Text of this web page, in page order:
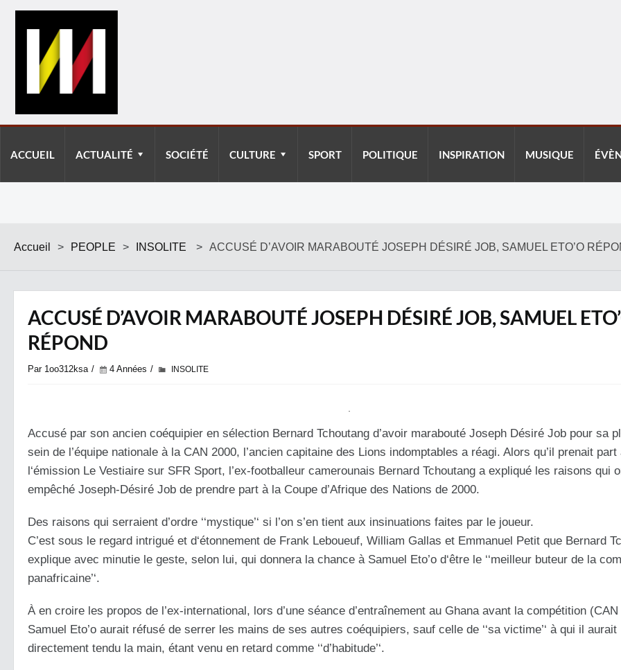
ACCUEIL ACTUALITÉ SOCIÉTÉ CULTURE SPORT POLITIQUE INSPIRATION MUSIQUE
Accueil > PEOPLE > INSOLITE > ACCUSÉ D’AVOIR MARABOUTÉ JOSEPH DÉSIRÉ JOB, SAMUEL ETO’O
ACCUSÉ D’AVOIR MARABOUTÉ JOSEPH DÉSIRÉ JOB, SAMUEL
RÉPOND
Par 1oo312ksa 4 Années INSOLITE
Accusé par son ancien coéquipier en sélection Bernard Tchoutang d’avoir marabouté Joseph Désiré Job pour sa
sein de l’équipe nationale à la CAN 2000, l’ancien capitaine des Lions indomptables a réagi. Alors qu’il prenait part
l‘émission Le Vestiaire sur SFR Sport, l’ex-footballeur camerounais Bernard Tchoutang a expliqué les raisons qui
empêché Joseph-Désiré Job de prendre part à la Coupe d’Afrique des Nations de 2000.
Des raisons qui serraient d’ordre ‘‘mystique’‘ si l’on s’en tient aux insinuations faites par le joueur.
C’est sous le regard intrigué et d‘étonnement de Frank Leboueuf, William Gallas et Emmanuel Petit que Bernard
explique avec minutie le geste, selon lui, qui donnera la chance à Samuel Eto’o d‘être le ‘‘meilleur buteur de la
panafricaine’‘.
À en croire les propos de l’ex-international, lors d’une séance d’entraînement au Ghana avant la compétition (CAN
Samuel Eto’o aurait réfusé de serrer les mains de ses autres coéquipiers, sauf celle de ‘‘sa victime’‘ à qui il aurait
directement tendu la main, étant venu en retard comme ‘‘d’habitude’‘.